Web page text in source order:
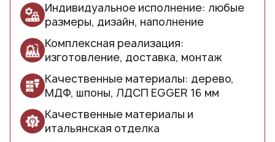
Индивидуальное исполнение: любые
размеры, дизайн, наполнение
Комплексная реализация:
изготовление, доставка, монтаж
Качественные материалы: дерево,
МДФ, шпоны, ЛДСП EGGER 16 мм
Качественные материалы и
итальянская отделка